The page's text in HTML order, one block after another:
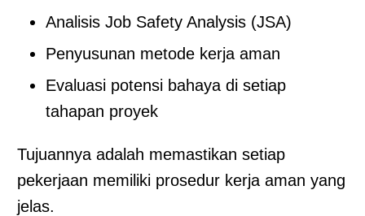
Analisis Job Safety Analysis (JSA)
Penyusunan metode kerja aman
Evaluasi potensi bahaya di setiap
tahapan proyek
Tujuannya adalah memastikan setiap
pekerjaan memiliki prosedur kerja aman yang
jelas.